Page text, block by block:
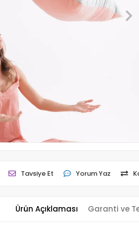
Tavsiye Et Yorum Yaz
Ürün Açıklaması Garanti ve